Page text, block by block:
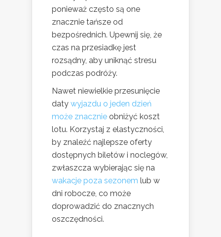
ponieważ często są one
znacznie tańsze od
bezpośrednich. Upewnij się, że
czas na przesiadkę jest
rozsądny, aby uniknąć stresu
podczas podróży.
Nawet niewielkie przesunięcie
daty wyjazdu o jeden dzień
może znacznie obniżyć koszt
lotu. Korzystaj z elastyczności,
by znaleźć najlepsze oferty
dostępnych biletów i noclegów,
zwłaszcza wybierając się na
wakacje poza sezonem lub w
dni robocze, co może
doprowadzić do znacznych
oszczędności.